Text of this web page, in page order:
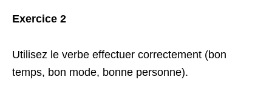
Exercice 2
Utilisez le verbe effectuer correctement (bon
temps, bon mode, bonne personne).